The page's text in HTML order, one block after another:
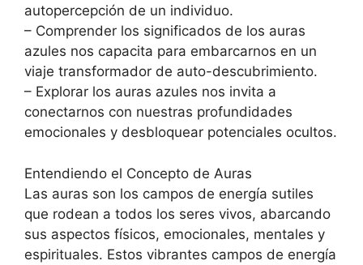
autopercepción de un individuo.
– Comprender los significados de los auras
azules nos capacita para embarcarnos en un
viaje transformador de auto-descubrimiento.
– Explorar los auras azules nos invita a
conectarnos con nuestras profundidades
emocionales y desbloquear potenciales ocultos.
Entendiendo el Concepto de Auras
Las auras son los campos de energía sutiles
que rodean a todos los seres vivos, abarcando
sus aspectos físicos, emocionales, mentales y
espirituales. Estos vibrantes campos de energía